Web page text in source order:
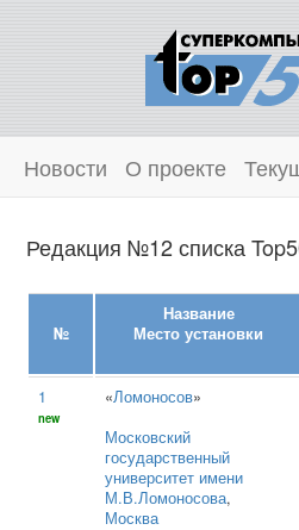
Новости О проекте
Редакция №12 списка
№
Название
Место установки
1
new
«Ломоносов»
Московский
государственный
университет имени
М.В.Ломоносова,
Москва